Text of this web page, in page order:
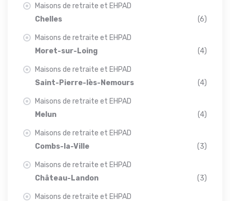
Maisons de retraite et EHPAD
Chelles
(6)
Maisons de retraite et EHPAD
Moret-sur-Loing
(4)
Maisons de retraite et EHPAD
Saint-Pierre-lès-Nemours
(4)
Maisons de retraite et EHPAD
Melun
(4)
Maisons de retraite et EHPAD
Combs-la-Ville
(3)
Maisons de retraite et EHPAD
Château-Landon
(3)
Maisons de retraite et EHPAD